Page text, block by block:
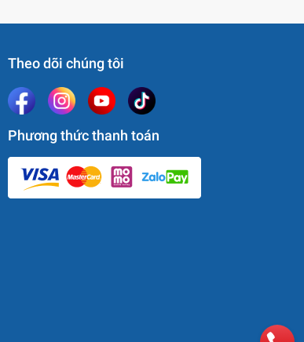
Theo dõi chúng tôi
Phương thức thanh toán